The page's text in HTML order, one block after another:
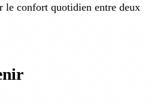
le confort quotidien entre deux